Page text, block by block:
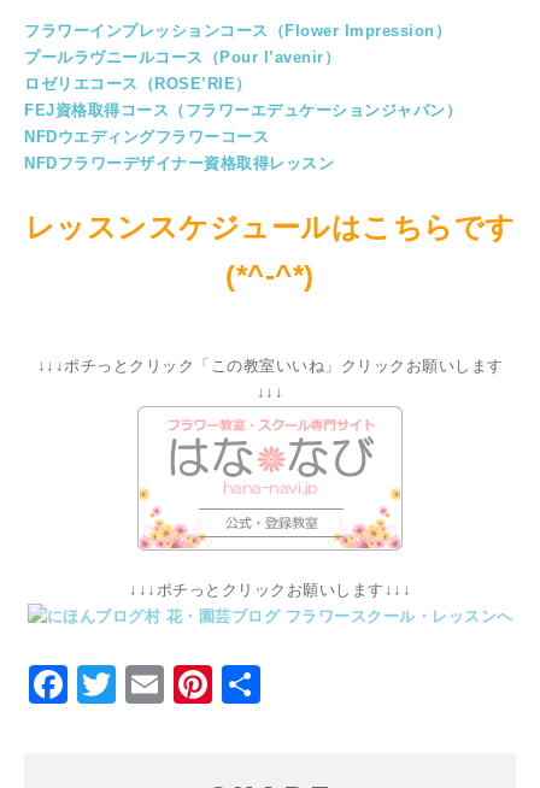
フラワーインプレッションコース（Flower Impression）
プールラヴニールコース（Pour l’avenir）
ロゼリエコース（ROSE’RIE）
FEJ資格取得コース（フラワーエデュケーションジャパン）
NFDウエディングフラワーコース
NFDフラワーデザイナー資格取得レッスン
レッスンスケジュールはこちらです
(*^-^*)
↓↓↓ポチっとクリック「この教室いいね」クリックお願いします
↓↓↓
↓↓↓ポチっとクリックお願いします↓↓↓
Facebook
Twitter
EmailPinterest